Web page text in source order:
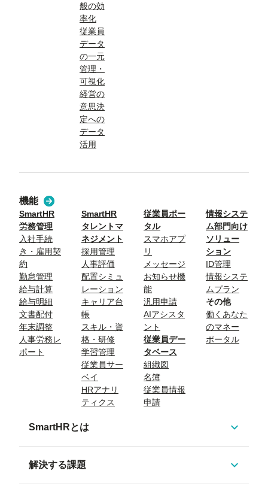
般の効
率化
従業員
データ
の一元
管理・
可視化
経営の
意思決
定への
データ
活用
機能
SmartHR
労務管理
入社手続
き・雇用契
約
勤怠管理
給与計算
給与明細
文書配付
年末調整
人事労務レ
ポート
SmartHR
タレントマ
ネジメント
採用管理
人事評価
配置シミュ
レーション
キャリア台
帳
スキル・資
格・研修
学習管理
従業員サー
ベイ
HRアナリ
ティクス
従業員ポー
タル
スマホアプ
リ
メッセージ
お知らせ機
能
汎用申請
AIアシスタ
ント
従業員デー
タベース
組織図
名簿
従業員情報
申請
情報システ
ム部門向け
ソリュー
ション
ID管理
情報システ
ムプラン
その他
働くあなた
のマネー
ポータル
SmartHRとは
解決する課題